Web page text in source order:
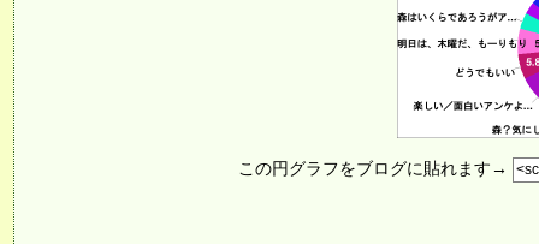
この円グラフをブログに貼れます→